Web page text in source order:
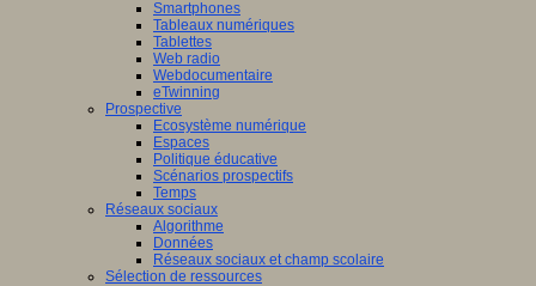
Smartphones
Tableaux numériques
Tablettes
Web radio
Webdocumentaire
eTwinning
Prospective
Ecosystème numérique
Espaces
Politique éducative
Scénarios prospectifs
Temps
Réseaux sociaux
Algorithme
Données
Réseaux sociaux et champ scolaire
Sélection de ressources